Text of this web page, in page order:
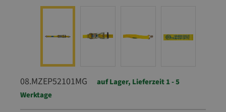
08.MZEP52101MG
auf Lager, Lieferzeit 1 - 5
Werktage